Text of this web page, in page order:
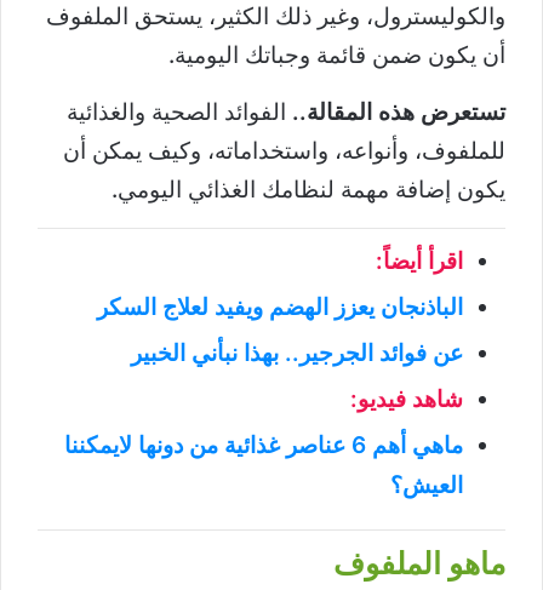
والكوليسترول، وغير ذلك الكثير، يستحق الملفوف
أن يكون ضمن قائمة وجباتك اليومية.
تستعرض هذه المقالة.. الفوائد الصحية والغذائية
للملفوف، وأنواعه، واستخداماته، وكيف يمكن أن
يكون إضافة مهمة لنظامك الغذائي اليومي.
اقرأ أيضاً:
الباذنجان يعزز الهضم ويفيد لعلاج السكر
عن فوائد الجرجير.. بهذا نبأني الخبير
شاهد فيديو:
ماهي أهم 6 عناصر غذائية من دونها لايمكننا
العيش؟
ماهو الملفوف